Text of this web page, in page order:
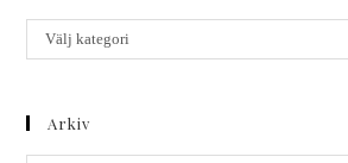
Välj kategori
Arkiv